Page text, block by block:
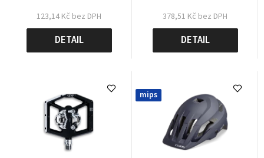
123,14 Kč bez DPH
DETAIL
378,51 Kč bez DPH
DETAIL
mips